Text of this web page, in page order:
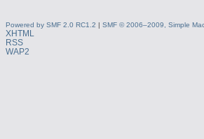
Powered by SMF 2.0 RC1.2 | SMF © 2006–2009, Simple
XHTML
RSS
WAP2